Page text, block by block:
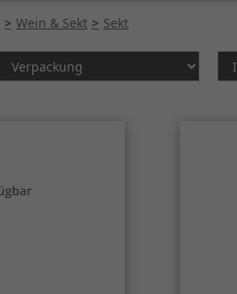
Wein & Sekt Sekt